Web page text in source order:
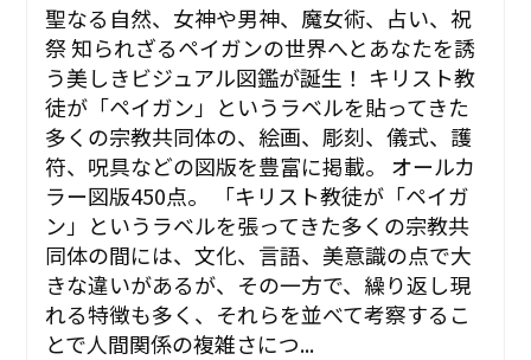
聖なる自然、女神や男神、魔女術、占い、祝
祭―― 知られざるペイガンの世界へとあなたを誘
う美しきビジュアル図鑑が誕生！ キリスト教
徒が「ペイガン」というラベルを貼ってきた
多くの宗教共同体の、絵画、彫刻、儀式、護
符、呪具などの図版を豊富に掲載。 オールカ
ラー図版450点。 「キリスト教徒が「ペイガ
ン」というラベルを張ってきた多くの宗教共
同体の間には、文化、言語、美意識の点で大
きな違いがあるが、その一方で、繰り返し現
れる特徴も多く、それらを並べて考察するこ
とで人間関係の複雑さにつ...